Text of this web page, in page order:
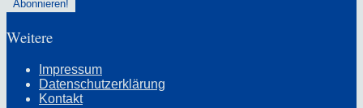
Weitere
Impressum
Datenschutzerklärung
Kontakt